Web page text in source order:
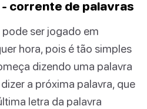
corrente de palavras
ser jogado em
hora, pois é tão simples
dizendo uma palavra
a próxima palavra, que
letra da palavra